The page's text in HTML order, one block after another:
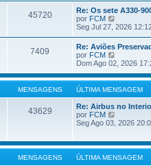
l
t
m
a
m
n
s
a
g
e
m
45720
Re: Os sete A330-
por FCM
e
ú
t
i
m
a
m
e
n
a
e
m
Seg Jul 27, 2026
7409
Re: Aviões
por FCM
e
ú
l
i
m
a
m
n
a
Dom Ago 02, 2026
MENSAGENS ÚLTIMA MENSAGEM
43629
Re: Airbus no
por FCM
e
l
t
Seg Ago 03, 2026
MENSAGENS ÚLTIMA MENSAGEM